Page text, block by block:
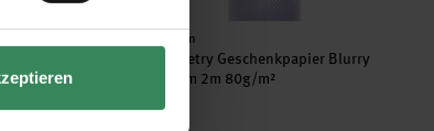
Hersteller:
Rico Design
Paper Poetry Geschenkpapier Blurry
Blue 70cm 2m 80g/m²